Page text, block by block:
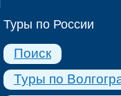
Туры по России
Поиск
Туры по